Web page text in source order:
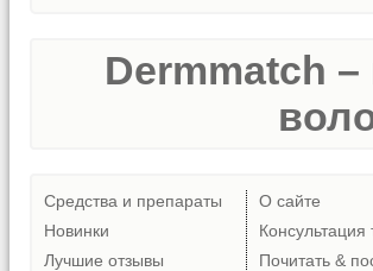
Dermmatch
Средства и препараты
Новинки
Лучшие отзывы
О сайте
Консультация
Почитать &